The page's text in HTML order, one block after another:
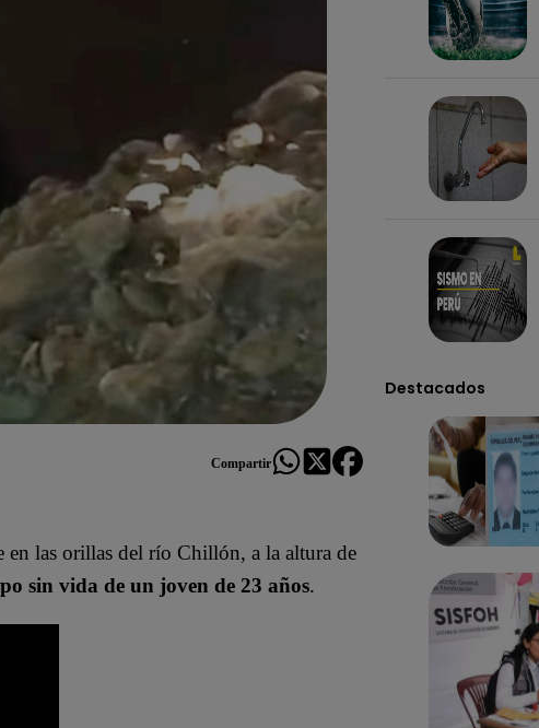
Compartir
en las orillas del río Chillón, a la altura de
sin vida de un joven de 23 años.
Destacados